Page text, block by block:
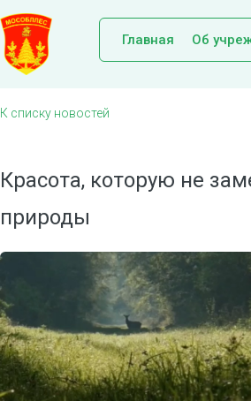
Главная Об
К списку новостей
Красота, которую не
природы